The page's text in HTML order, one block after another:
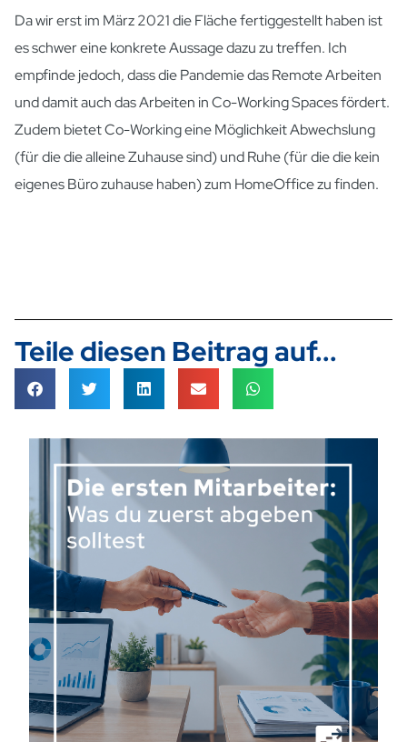
Da wir erst im März 2021 die Fläche fertiggestellt haben ist
es schwer eine konkrete Aussage dazu zu treffen. Ich
empfinde jedoch, dass die Pandemie das Remote Arbeiten
und damit auch das Arbeiten in Co-Working Spaces fördert.
Zudem bietet Co-Working eine Möglichkeit Abwechslung
(für die die alleine Zuhause sind) und Ruhe (für die die kein
eigenes Büro zuhause haben) zum HomeOffice zu finden.
Teile diesen Beitrag auf...